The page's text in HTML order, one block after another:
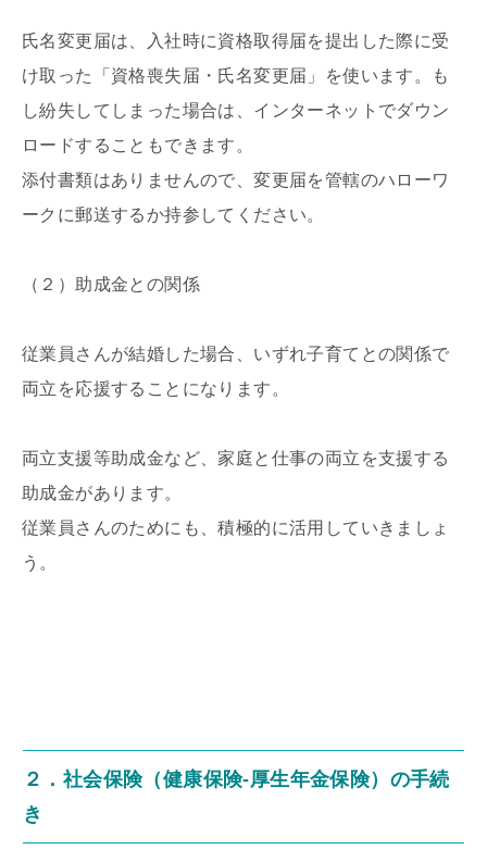
氏名変更届は、入社時に資格取得届を提出した際に受
け取った「資格喪失届・氏名変更届」を使います。も
し紛失してしまった場合は、インターネットでダウン
ロードすることもできます。
添付書類はありませんので、変更届を管轄のハローワ
ークに郵送するか持参してください。
（２）助成金との関係
従業員さんが結婚した場合、いずれ子育てとの関係で
両立を応援することになります。
両立支援等助成金など、家庭と仕事の両立を支援する
助成金があります。
従業員さんのためにも、積極的に活用していきましょ
う。
２．社会保険（健康保険-厚生年金保険）の手続
き